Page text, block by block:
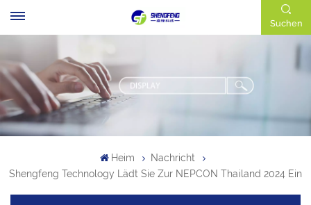
Suchen
Heim
Nachricht
Shengfeng Technology Lädt Sie Zur NEPCON Thailand 2024 Ein